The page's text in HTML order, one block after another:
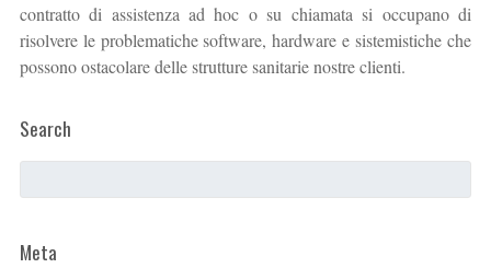
contratto di assistenza ad hoc o su chiamata si occupano di
risolvere le problematiche software, hardware e sistemistiche che
possono ostacolare delle strutture sanitarie nostre clienti.
Search
Meta